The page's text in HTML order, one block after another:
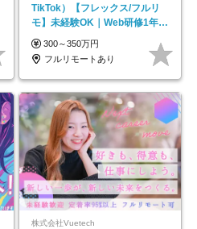
TikTok）【フレックス/フルリ
モ】未経験OK｜Web研修1年間
｜副業OK
300～350万円
フルリモートあり
株式会社Vuetech